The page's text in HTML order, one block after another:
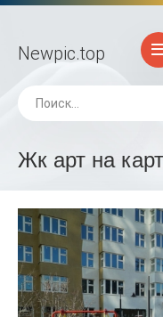
Newpic.top
Жк арт на